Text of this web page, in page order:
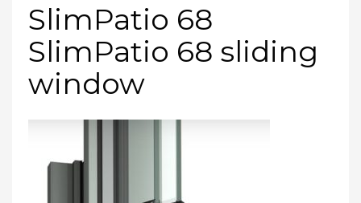
SlimPatio 68
SlimPatio 68 sliding
window